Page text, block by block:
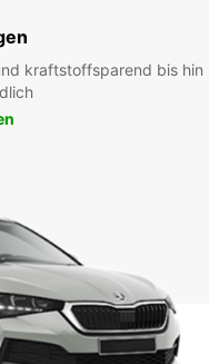
kraftstoffsparend bis hin